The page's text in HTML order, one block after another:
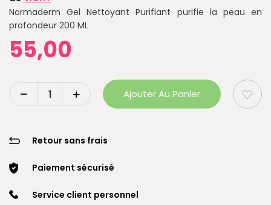
Normaderm Gel Nettoyant Purifiant purifie la peau en
profondeur 200 ML
55,00
Ajouter Au Panier
Retour sans frais
Paiement sécurisé
Service client personnel